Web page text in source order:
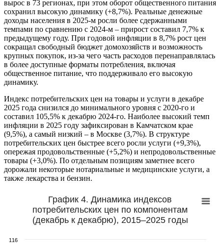
вырос в 73 регионах, при этом оборот общественного питания
сохранил высокую динамику (+8,7%). Реальные денежные
доходы населения в 2025-м росли более сдержанными
темпами по сравнению с 2024-м – прирост составил 7,7% к
предыдущему году. При годовой инфляции в 8,7% рост цен
сокращал свободный бюджет домохозяйств и возможность
крупных покупок, из-за чего часть расходов перенаправлялась
в более доступные форматы потребления, включая
общественное питание, что поддерживало его высокую
динамику.
Индекс потребительских цен на товары и услуги в декабре
2025 года снизился до минимального уровня с 2020-го и
составил 105,5% к декабрю 2024-го. Наиболее высокий темп
инфляции в 2025 году зафиксирован в Камчатском крае
(9,5%), а самый низкий – в Москве (3,7%). В структуре
потребительских цен быстрее всего росли услуги (+9,3%),
опережая продовольственные (+5,2%) и непродовольственные
товары (+3,0%). По отдельным позициям заметнее всего
дорожали некоторые нотариальные и медицинские услуги, а
также лекарства и бензин.
График 4. Динамика индексов
потребительских цен по компонентам
(декабрь к декабрю), 2015–2025 годы
116